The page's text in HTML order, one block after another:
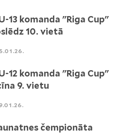
13 komanda "Riga Cup"
10. vietā
12 komanda "Riga Cup"
9. vietu
čempionāta